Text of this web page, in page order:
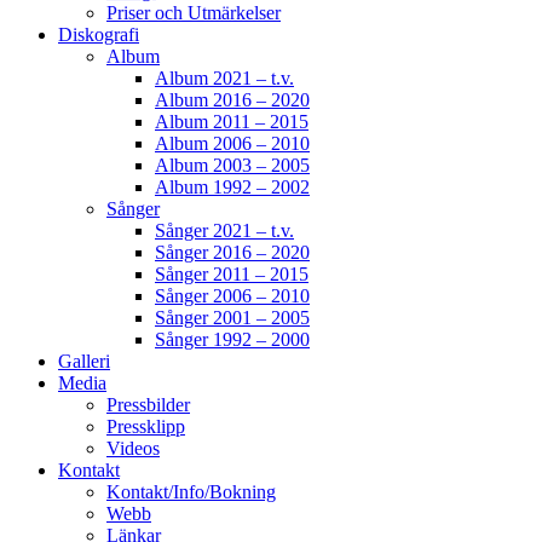
tillsammans. Din humor, öppenhet, generositet.
närvaro i samspelet.
(Östergren) hade ihop var unikt!
över och i den friheten. SOM du fattas oss!
Älskade vänBild av Tuva Strenge Wingren
3 31
Priser och Utmärkelser
Diskografi
Album
Album 2021 – t.v.
Album 2016 – 2020
Album 2011 – 2015
Album 2006 – 2010
Album 2003 – 2005
Album 1992 – 2002
Sånger
Sånger 2021 – t.v.
Sånger 2016 – 2020
Sånger 2011 – 2015
Sånger 2006 – 2010
Sånger 2001 – 2005
Sånger 1992 – 2000
Galleri
Media
Pressbilder
Pressklipp
Videos
Kontakt
Kontakt/Info/Bokning
Webb
Länkar